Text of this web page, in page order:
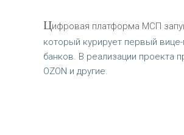
Цифровая платформа МСП
который курирует первый
банков. В реализации проекта
OZON и другие.